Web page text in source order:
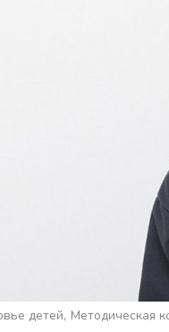
детей Методическая